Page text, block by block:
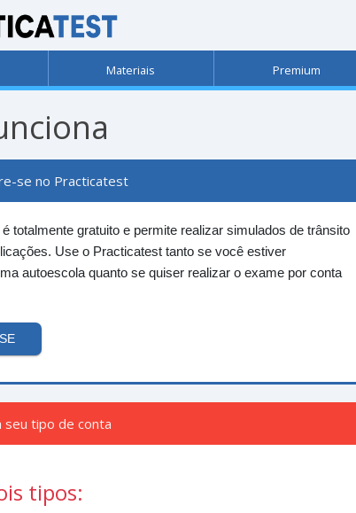
Materiais Premium
se no Practicatest
totalmente gratuito e permite realizar simulados de trânsito
Use o Practicatest tanto se você estiver
autoescola quanto se quiser realizar o exame por conta
seu tipo de conta
tipos: